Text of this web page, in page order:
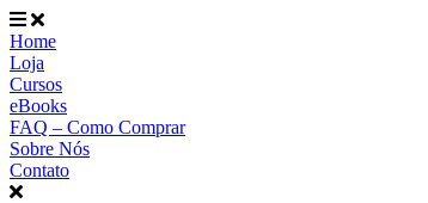
Ir
para
o
conteúdo
Home
Loja
Cursos
eBooks
FAQ – Como Comprar
Sobre Nós
Contato